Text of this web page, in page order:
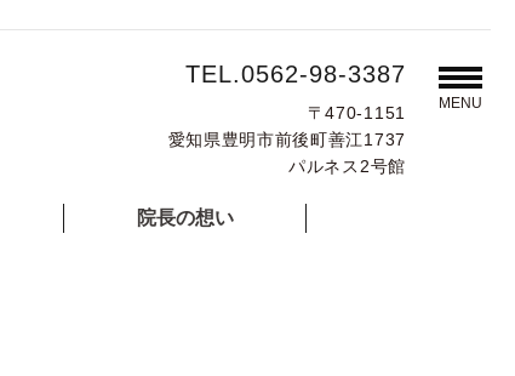
TEL.0562-98-3387
〒470-1151
愛知県豊明市前後町善江1737
パルネス2号館
MENU
院長の想い